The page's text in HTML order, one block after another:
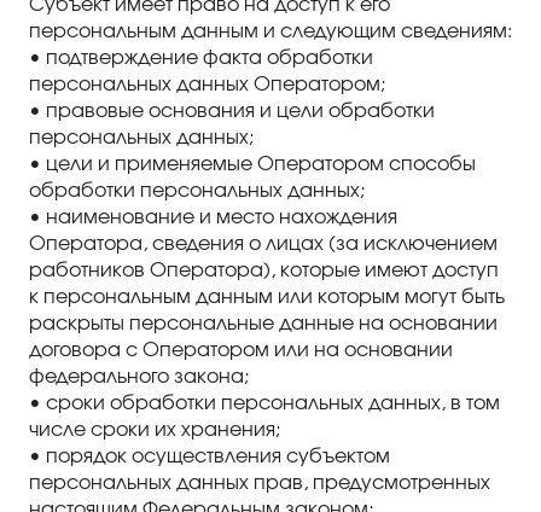
Субъект имеет право на доступ к его
персональным данным и следующим сведениям:
• подтверждение факта обработки
персональных данных Оператором;
• правовые основания и цели обработки
персональных данных;
• цели и применяемые Оператором способы
обработки персональных данных;
• наименование и место нахождения
Оператора, сведения о лицах (за исключением
работников Оператора), которые имеют доступ
к персональным данным или которым могут быть
раскрыты персональные данные на основании
договора с Оператором или на основании
федерального закона;
• сроки обработки персональных данных, в том
числе сроки их хранения;
• порядок осуществления субъектом
персональных данных прав, предусмотренных